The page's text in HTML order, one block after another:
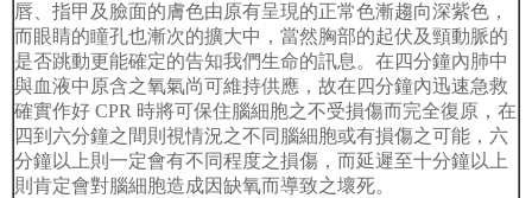
唇、指甲及臉面的膚色由原有呈現的正常色漸趨向深紫色，
而眼睛的瞳孔也漸次的擴大中，當然胸部的起伏及頸動脈的
是否跳動更能確定的告知我們生命的訊息。在四分鐘內肺中
與血液中原含之氧氣尚可維持供應，故在四分鐘內迅速急救
確實作好 CPR 時將可保住腦細胞之不受損傷而完全復原，在
四到六分鐘之間則視情況之不同腦細胞或有損傷之可能，六
分鐘以上則一定會有不同程度之損傷，而延遲至十分鐘以上
則肯定會對腦細胞造成因缺氧而導致之壞死。